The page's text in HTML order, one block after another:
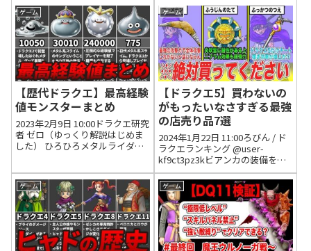
ゲーム
【歴代ドラクエ】最高経験
値モンスターまとめ
2023年2月9日 10:00ドラクエ研究
者 ゼロ（ゆっくり解説はじめま
した） ひろひろメタルライダ
日 07:37 いいね1件 返信0件 りゅ
うのすけファミコン版４のメタ
ル軍団戦、...
ゲーム
【ドラクエ5】買わないの
がもったいなさすぎる最強
の店売り品7選
2024年1月22日 11:00ろびん / ド
ラクエランキング @user-
kf9ct3pz3kビアンカの装備を全
部売って素っ裸にさせた挙句肉
壁にする5主人公は人の心ないん
かと言いたくなる。2024年1月26
日 15:06 いいね1件 返信...
ゲーム ゲーム